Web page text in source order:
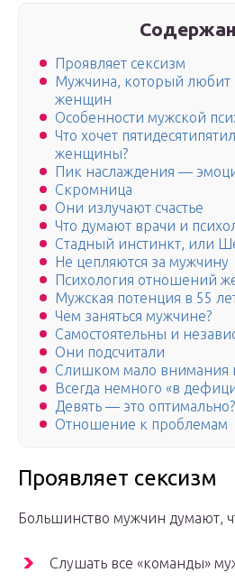
Проявляет сексизм
Мужчина, который любит
женщин
Особенности мужской
Что хочет
женщины?
Пик наслаждения —
Скромница
Они излучают счастье
Что думают врачи и
Стадный инстинкт, или
Не цепляются за мужчину
Психология отношений
Мужская потенция в 55
Чем заняться мужчине?
Самостоятельны и
Они подсчитали
Слишком мало внимания
Всегда немного «в
Девять — это оптимально?
Отношение к проблемам
Проявляет сексизм
Большинство мужчин думают,
Слушать все «команды»